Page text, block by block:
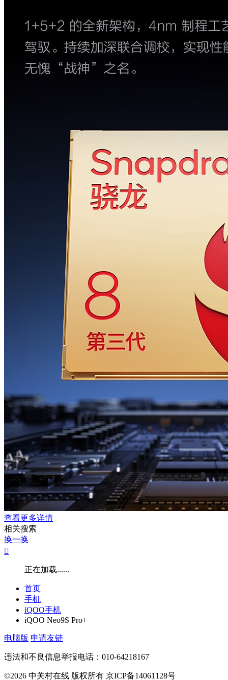
查看更多详情
相关搜索
换一换

正在加载......
首页
手机
iQOO手机
iQOO Neo9S Pro+
电脑版 申请友链
违法和不良信息举报电话：010-64218167
©2026 中关村在线 版权所有 京ICP备14061128号